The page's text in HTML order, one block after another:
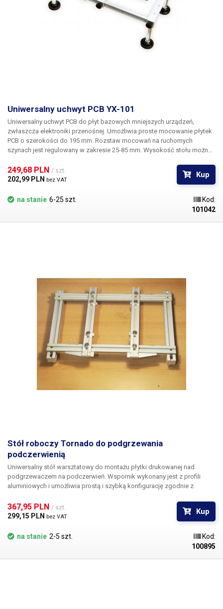
Uniwersalny uchwyt PCB YX-101
Uniwersalny uchwyt PCB do płyt bazowych mniejszych urządzeń,
zwłaszcza elektroniki przenośnej. Umożliwia proste mocowanie płytek
PCB o szerokości do 195 mm. Rozstaw mocowań na ruchomych
szynach jest regulowany w zakresie 25-85 mm. Wysokość stołu można
nad płytą bazową. Stół warsztatowy nadaje się do montażu płytek PCB
podczas pracy z mikroskopem, gorącym powietrzem, podgrzewaniem,
249,68 PLN / szt.
202,99 PLN bez VAT
Kup
na stanie 6-25 szt.
Kod:
101042
Stół roboczy Tornado do podgrzewania
podczerwienią
Uniwersalny stół warsztatowy do montażu płytki drukowanej nad
podgrzewaczem na podczerwień. Wspornik wykonany jest z profili
aluminiowych i umożliwia prostą i szybką konfigurację zgodnie z
jest regulowana za pomocą czterech śrub w celu dostosowania do
wszystkich typów podgrzewaczy iR. Maksymalny rozmiar PCB, który
367,95 PLN / szt.
299,15 PLN bez VAT
Kup
na stanie 2-5 szt.
Kod:
100895